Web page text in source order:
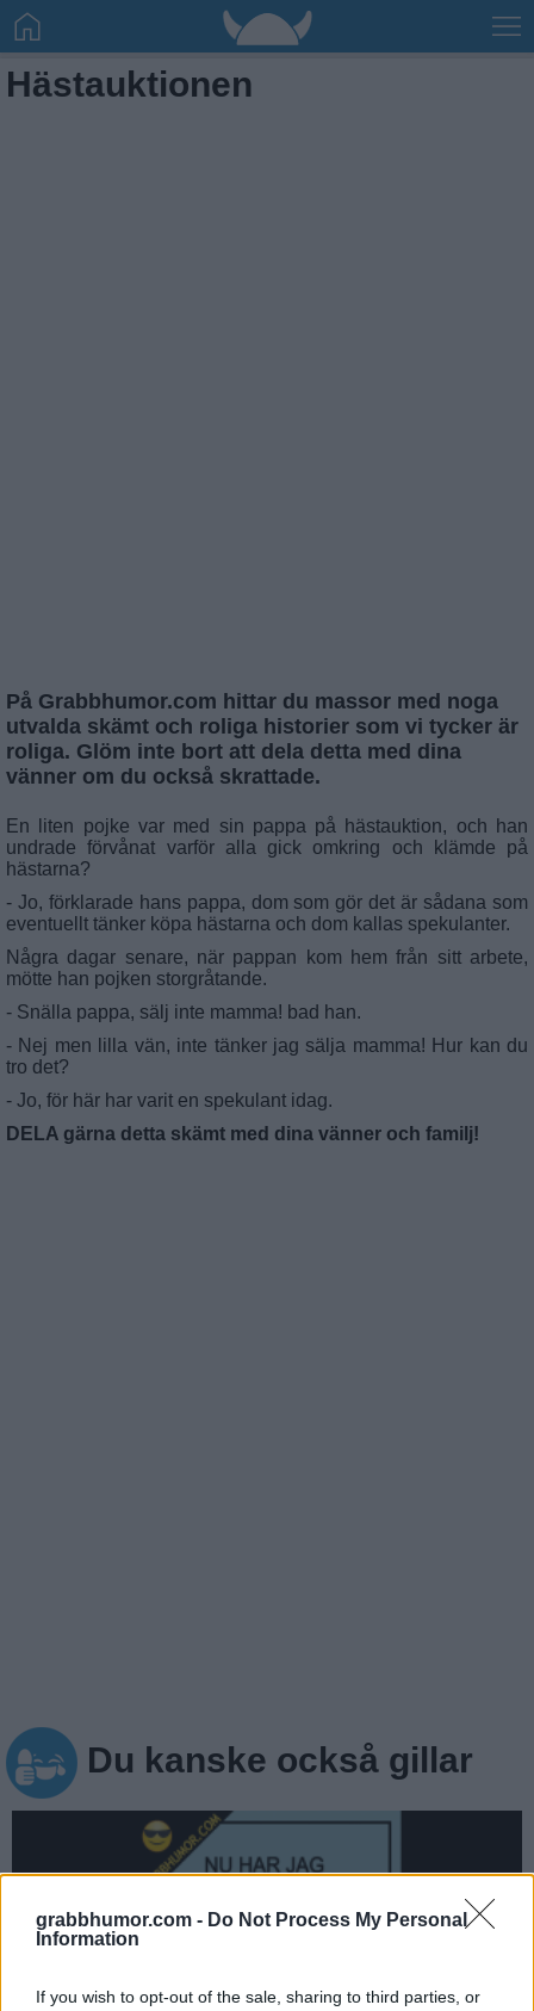
grabbhumor.com - Do Not Process My Personal
Information
If you wish to opt-out of the sale, sharing to third parties, or
Hästauktionen
På Grabbhumor.com hittar du massor med noga
utvalda skämt och roliga historier som vi tycker är
roliga. Glöm inte bort att dela detta med dina
vänner om du också skrattade.
En liten pojke var med sin pappa på hästauktion, och han
undrade förvånat varför alla gick omkring och klämde på
hästarna?
- Jo, förklarade hans pappa, dom som gör det är sådana som
eventuellt tänker köpa hästarna och dom kallas spekulanter.
Några dagar senare, när pappan kom hem från sitt arbete,
mötte han pojken storgråtande.
- Snälla pappa, sälj inte mamma! bad han.
- Nej men lilla vän, inte tänker jag sälja mamma! Hur kan du
tro det?
- Jo, för här har varit en spekulant idag.
DELA gärna detta skämt med dina vänner och familj!
Du kanske också gillar